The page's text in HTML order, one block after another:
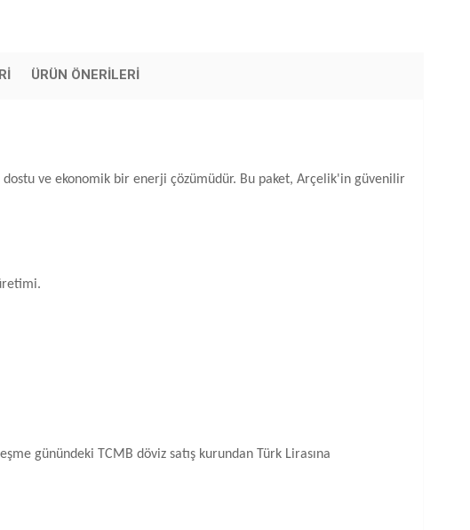
ÜRÜN ÖNERILERI
ve ekonomik bir enerji çözümüdür. Bu paket, Arçelik'in güvenilir
günündeki TCMB döviz satış kurundan Türk Lirasına